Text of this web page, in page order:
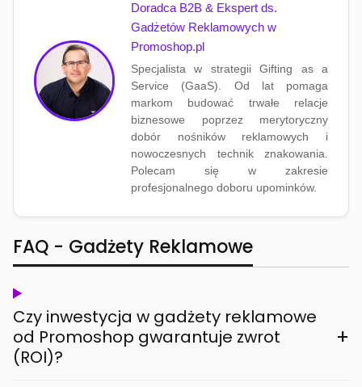
Doradca B2B & Ekspert ds.
Gadżetów Reklamowych w
Promoshop.pl
Specjalista w strategii Gifting as a
Service (GaaS). Od lat pomaga
markom budować trwałe relacje
biznesowe poprzez merytoryczny
dobór nośników reklamowych i
nowoczesnych technik znakowania.
Polecam się w zakresie
profesjonalnego doboru upominków.
FAQ - Gadżety Reklamowe
Czy inwestycja w gadżety reklamowe
od Promoshop gwarantuje zwrot
(ROI)?
+